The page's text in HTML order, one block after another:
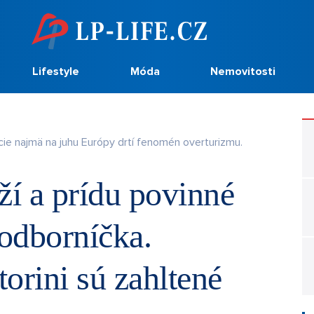
Lifestyle Móda Nemovitosti
najmä na juhu Európy drtí fenomén overturizmu.
a prídu povinné
sú zahltené